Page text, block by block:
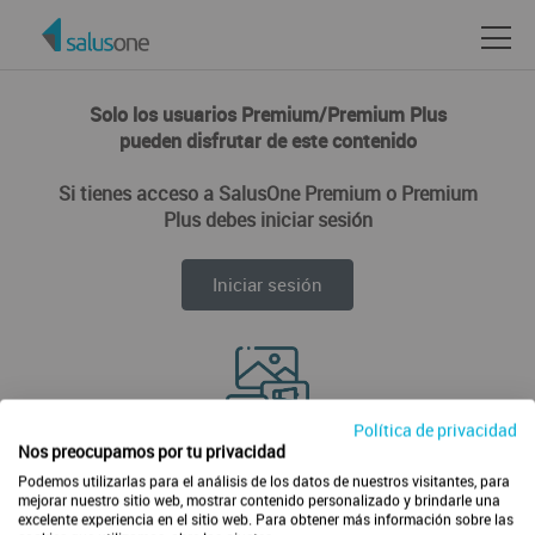
Solo los usuarios Premium/Premium Plus
pueden disfrutar de este contenido
Si tienes acceso a SalusOne Premium o Premium
Plus debes iniciar sesión
Iniciar sesión
Disfruta de todos los contenidos de forma ilimitada
Política de privacidad
Nos preocupamos por tu privacidad
Podemos utilizarlas para el análisis de los datos de nuestros visitantes, para
mejorar nuestro sitio web, mostrar contenido personalizado y brindarle una
excelente experiencia en el sitio web. Para obtener más información sobre las